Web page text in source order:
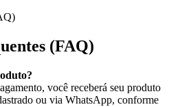
(FAQ)
você receberá seu produto
ou via WhatsApp, conforme